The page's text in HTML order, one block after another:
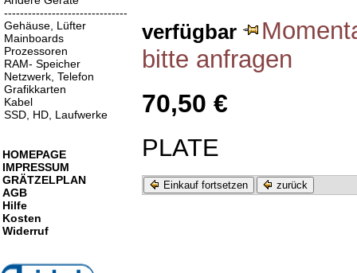
verfügbar
bitte anfragen
70,50 €
PLATE
Einkauf fortsetzen zurück
-------------------------------
Gehäuse, Lüfter
Mainboards
Prozessoren
RAM- Speicher
Netzwerk, Telefon
Grafikkarten
Kabel
SSD, HD, Laufwerke
HOMEPAGE
IMPRESSUM
GRÄTZELPLAN
AGB
Hilfe
Kosten
Widerruf